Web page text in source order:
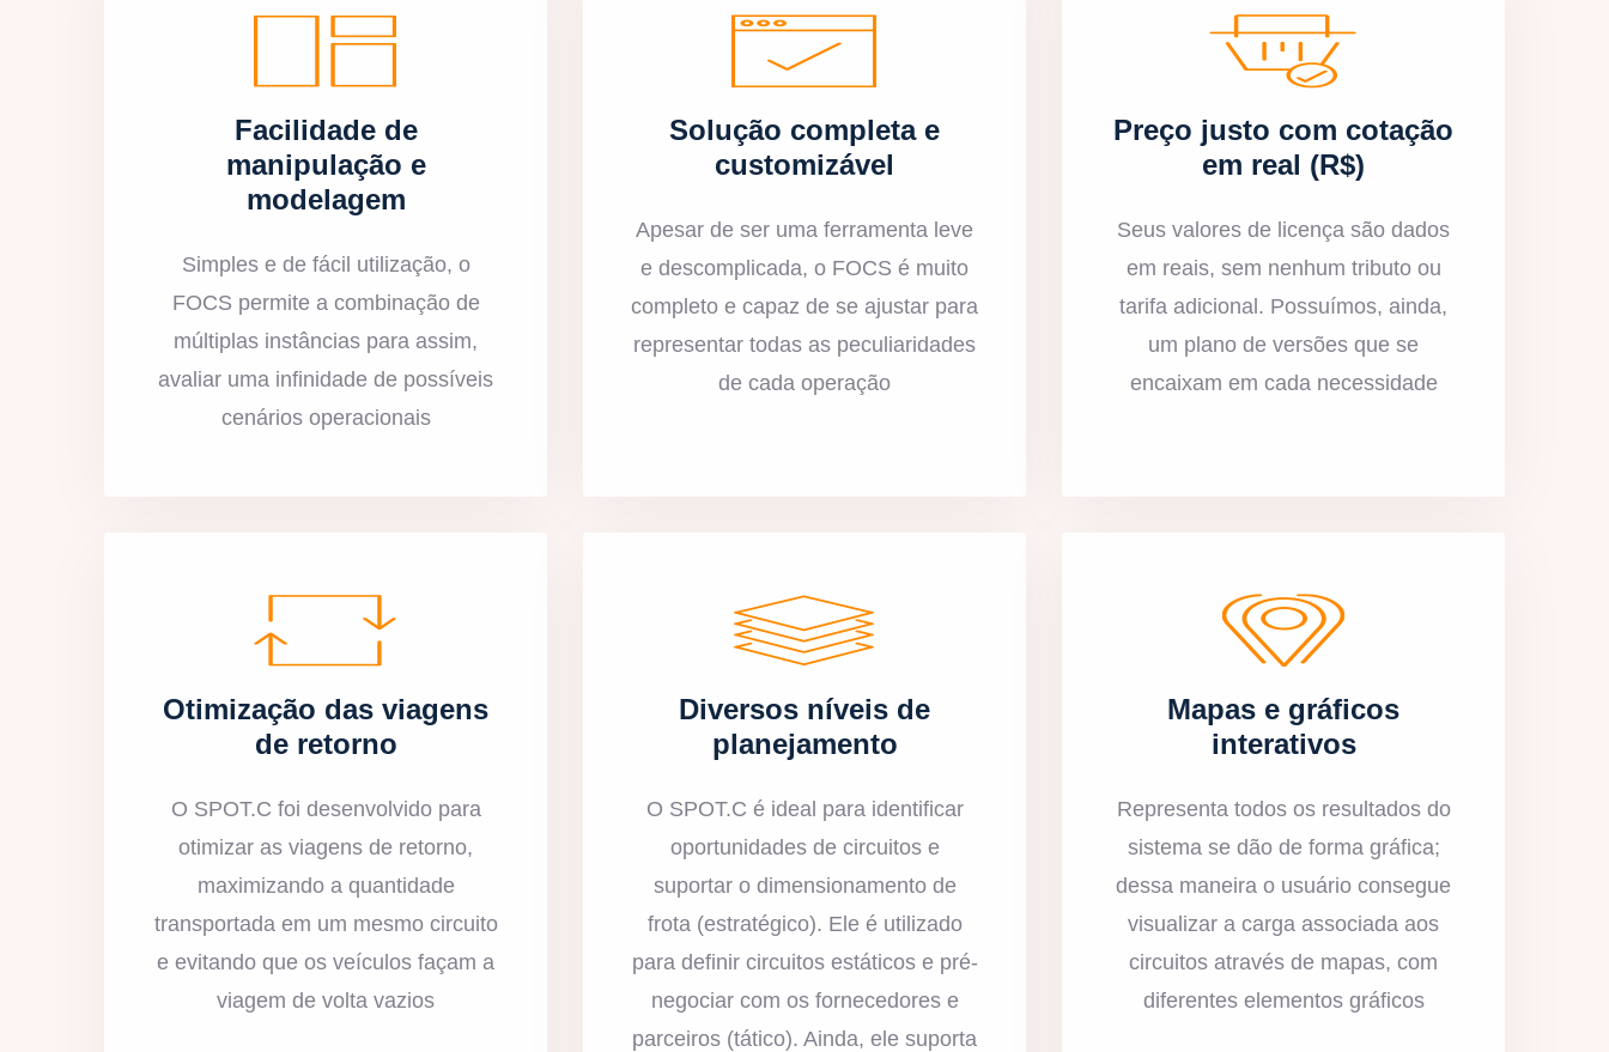
Facilidade de
manipulação e
modelagem
Simples e de fácil utilização, o
FOCS permite a combinação de
múltiplas instâncias para assim,
avaliar uma infinidade de possíveis
cenários operacionais
Solução completa e
customizável
Apesar de ser uma ferramenta leve
e descomplicada, o FOCS é muito
completo e capaz de se ajustar para
representar todas as peculiaridades
de cada operação
Preço justo com cotação
em real (R$)
Seus valores de licença são dados
em reais, sem nenhum tributo ou
tarifa adicional. Possuímos, ainda,
um plano de versões que se
encaixam em cada necessidade
Otimização das viagens
de retorno
O SPOT.C foi desenvolvido para
otimizar as viagens de retorno,
maximizando a quantidade
transportada em um mesmo circuito
e evitando que os veículos façam a
viagem de volta vazios
Diversos níveis de
planejamento
O SPOT.C é ideal para identificar
oportunidades de circuitos e
suportar o dimensionamento de
frota (estratégico). Ele é utilizado
para definir circuitos estáticos e pré-
negociar com os fornecedores e
parceiros (tático). Ainda, ele suporta
Mapas e gráficos
interativos
Representa todos os resultados do
sistema se dão de forma gráfica;
dessa maneira o usuário consegue
visualizar a carga associada aos
circuitos através de mapas, com
diferentes elementos gráficos